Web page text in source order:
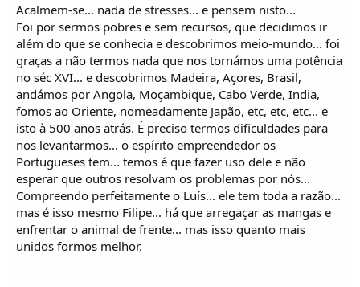
Acalmem-se... nada de stresses... e pensem nisto...
Foi por sermos pobres e sem recursos, que decidimos ir
além do que se conhecia e descobrimos meio-mundo... foi
graças a não termos nada que nos tornámos uma potência
no séc XVI... e descobrimos Madeira, Açores, Brasil,
andámos por Angola, Moçambique, Cabo Verde, India,
fomos ao Oriente, nomeadamente Japão, etc, etc, etc... e
isto à 500 anos atrás. É preciso termos dificuldades para
nos levantarmos... o espírito empreendedor os
Portugueses tem... temos é que fazer uso dele e não
esperar que outros resolvam os problemas por nós...
Compreendo perfeitamente o Luís... ele tem toda a razão...
mas é isso mesmo Filipe... há que arregaçar as mangas e
enfrentar o animal de frente... mas isso quanto mais
unidos formos melhor.